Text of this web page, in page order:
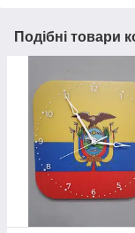
Подібні товари